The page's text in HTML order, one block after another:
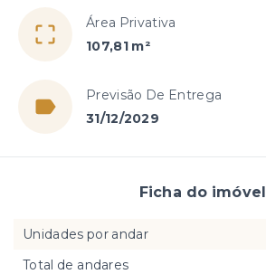
Área Privativa
107,81 m²
Previsão De Entrega
31/12/2029
Ficha do imóvel
Unidades por andar
Total de andares